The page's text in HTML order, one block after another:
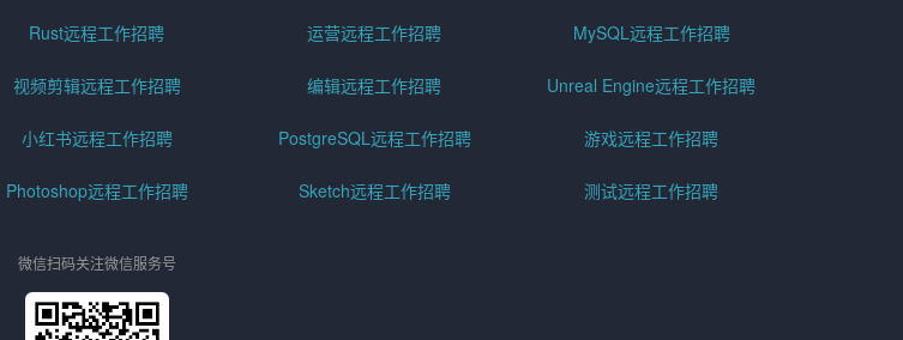
Rust远程工作招聘 运营远程工作招聘 MySQL远程工作招聘
视频剪辑远程工作招聘 编辑远程工作招聘 Unreal Engine远程工作招聘
小红书远程工作招聘 PostgreSQL远程工作招聘 游戏远程工作招聘
Photoshop远程工作招聘 Sketch远程工作招聘 测试远程工作招聘
微信扫码关注微信服务号